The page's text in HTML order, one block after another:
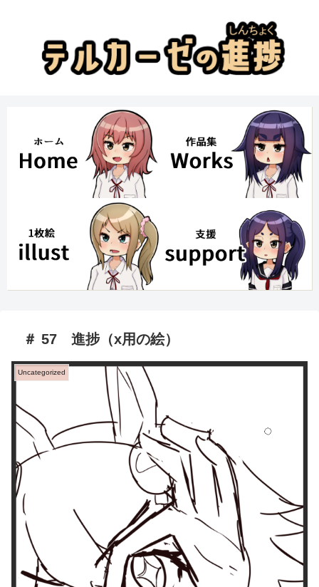
＃ 57 進捗（x用の絵）
Uncategorized